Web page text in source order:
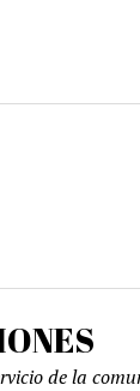
de la